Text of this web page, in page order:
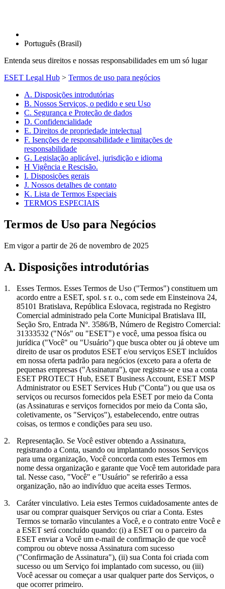
Português (Brasil)
Entenda seus direitos e nossas responsabilidades em um só lugar
ESET Legal Hub > Termos de uso para negócios
A. Disposições introdutórias
B. Nossos Serviços, o pedido e seu Uso
C. Segurança e Proteção de dados
D. Confidencialidade
E. Direitos de propriedade intelectual
F. Isenções de responsabilidade e limitações de
responsabilidade
G. Legislação aplicável, jurisdição e idioma
H Vigência e Rescisão.
I. Disposições gerais
J. Nossos detalhes de contato
K. Lista de Termos Especiais
TERMOS ESPECIAIS
Termos de Uso para Negócios
Em vigor a partir de 26 de novembro de 2025
A. Disposições introdutórias
1. Esses Termos. Esses Termos de Uso ("Termos") constituem um
acordo entre a ESET, spol. s r. o., com sede em Einsteinova 24,
85101 Bratislava, República Eslovaca, registrada no Registro
Comercial administrado pela Corte Municipal Bratislava III,
Seção Sro, Entrada Nº. 3586/B, Número de Registro Comercial:
31333532 ("Nós" ou "ESET") e você, uma pessoa física ou
jurídica ("Você" ou "Usuário") que busca obter ou já obteve um
direito de usar os produtos ESET e/ou serviços ESET incluídos
em nossa oferta padrão para negócios (exceto para a oferta de
pequenas empresas ("Assinatura"), que registra-se e usa a conta
ESET PROTECT Hub, ESET Business Account, ESET MSP
Administrator ou ESET Services Hub ("Conta") ou que usa os
serviços ou recursos fornecidos pela ESET por meio da Conta
(as Assinaturas e serviços fornecidos por meio da Conta são,
coletivamente, os "Serviços"), estabelecendo, entre outras
coisas, os termos e condições para seu uso.
2.
Representação. Se Você estiver obtendo a Assinatura,
registrando a Conta, usando ou implantando nossos Serviços
para uma organização, Você concorda com estes Termos em
nome dessa organização e garante que Você tem autoridade para
tal. Nesse caso, "Você" e "Usuário" se referirão a essa
organização, não ao indivíduo que aceita esses Termos.
3.
Caráter vinculativo. Leia estes Termos cuidadosamente antes de
usar ou comprar quaisquer Serviços ou criar a Conta. Estes
Termos se tornarão vinculantes a Você, e o contrato entre Você e
a ESET será concluído quando: (i) a ESET ou o parceiro da
ESET enviar a Você um e-mail de confirmação de que você
comprou ou obteve nossa Assinatura com sucesso
("Confirmação de Assinatura"), (ii) sua Conta foi criada com
sucesso ou um Serviço foi implantado com sucesso, ou (iii)
Você acessar ou começar a usar qualquer parte dos Serviços, o
que ocorrer primeiro.